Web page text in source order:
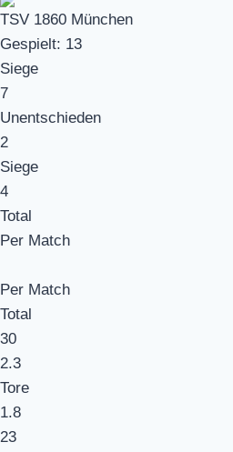
TSV 1860 München
Gespielt: 13
Siege
7
Unentschieden
2
Siege
4
Total
Per Match
Per Match
Total
30
2.3
Tore
1.8
23